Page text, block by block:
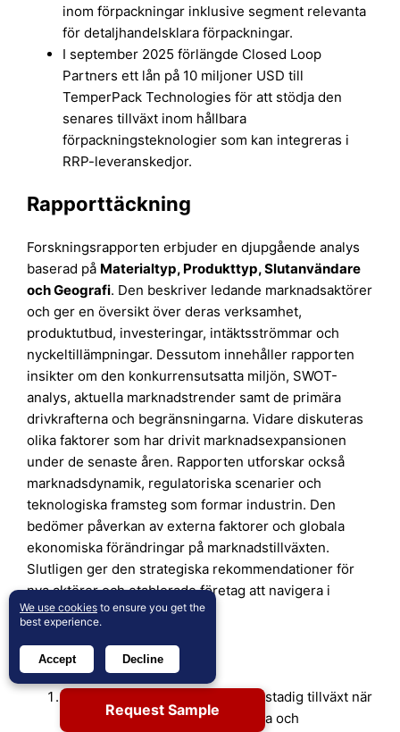
inom förpackningar inklusive segment relevanta
för detaljhandelsklara förpackningar.
I september 2025 förlängde Closed Loop
Partners ett lån på 10 miljoner USD till
TemperPack Technologies för att stödja den
senares tillväxt inom hållbara
förpackningsteknologier som kan integreras i
RRP-leveranskedjor.
Rapporttäckning
Forskningsrapporten erbjuder en djupgående analys
baserad på Materialtyp, Produkttyp, Slutanvändare
och Geografi. Den beskriver ledande marknadsaktörer
och ger en översikt över deras verksamhet,
produktutbud, investeringar, intäktsströmmar och
nyckeltillämpningar. Dessutom innehåller rapporten
insikter om den konkurrensutsatta miljön, SWOT-
analys, aktuella marknadstrender samt de primära
drivkrafterna och begränsningarna. Vidare diskuteras
olika faktorer som har drivit marknadsexpansionen
under de senaste åren. Rapporten utforskar också
marknadsdynamik, regulatoriska scenarier och
teknologiska framsteg som formar industrin. Den
bedömer påverkan av externa faktorer och globala
ekonomiska förändringar på marknadstillväxten.
Slutligen ger den strategiska rekommendationer för
nya aktörer och etablerade företag att navigera i
marknadens komplexitet.
Framtidsutsikter
Marknaden kommer att uppleva stadig tillväxt när
återförsäljare prioriterar hyllklara och
Request Sample
We use cookies to ensure you get the
best experience.
Accept Decline